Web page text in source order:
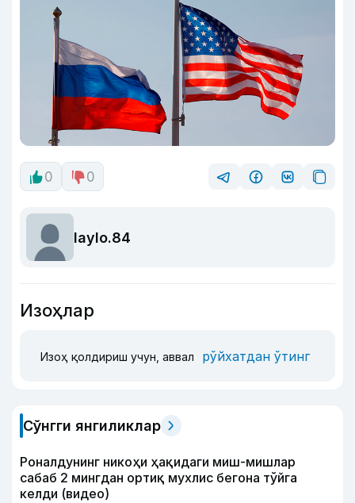
0 0
laylo.84
Изоҳлар
Изоҳ қолдириш учун, аввал рўйхатдан ўтинг
Сўнгги янгиликлар
Роналдунинг никоҳи ҳақидаги миш-мишлар
сабаб 2 мингдан ортиқ мухлис бегона тўйга
келди (видео)